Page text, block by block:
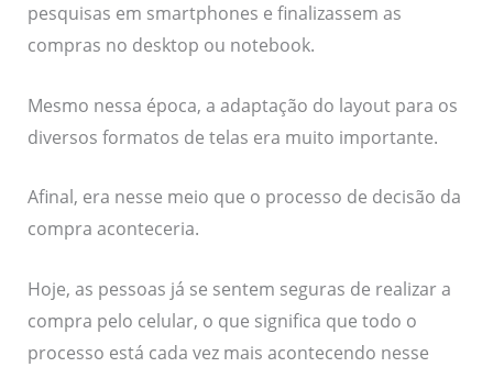
pesquisas em smartphones e finalizassem as
compras no desktop ou notebook.
Mesmo nessa época, a adaptação do layout para os
diversos formatos de telas era muito importante.
Afinal, era nesse meio que o processo de decisão da
compra aconteceria.
Hoje, as pessoas já se sentem seguras de realizar a
compra pelo celular, o que significa que todo o
processo está cada vez mais acontecendo nesse